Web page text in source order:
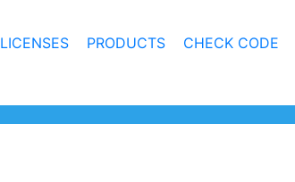
LICENSES PRODUCTS CHECK CODE